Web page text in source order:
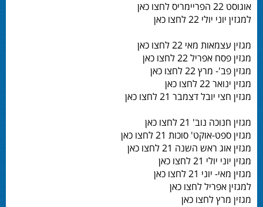
אוגוסט 22 הפריימריס לחצו כאן
למגזין יוני יולי 22 לחצו כאן
מגזין עצמאות מאי 22 לחצו כאן
מגזין פסח אפריל 22 לחצו כאן
מגזין פב'- מרץ 22 לחצו כאן
מגזין ינואר 22 לחצו כאן
מגזין חצי יובל דצמבר 21 לחצו כאן
מגזין חנוכה נוב' 21 לחצו כאן
מגזין ספט-אוקט' סוכות 21 לחצו כאן
מגזין אוג ראש השנה 21 לחצו כאן
מגזין יוני יולי 21 לחצו כאן
מגזין מאי- יוני 21 לחצו כאן
למגזין אפריל לחצו כאן
מגזין מרץ לחצו כאן